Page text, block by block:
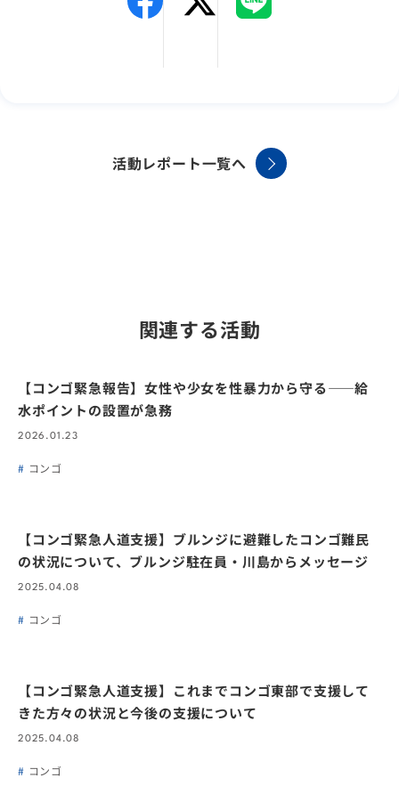
活動レポート一覧へ
関連する活動
【コンゴ緊急報告】女性や少女を性暴力から守る――給
水ポイントの設置が急務
2026.01.23
コンゴ
【コンゴ緊急人道支援】ブルンジに避難したコンゴ難民
の状況について、ブルンジ駐在員・川島からメッセージ
2025.04.08
コンゴ
【コンゴ緊急人道支援】これまでコンゴ東部で支援して
きた方々の状況と今後の支援について
2025.04.08
コンゴ